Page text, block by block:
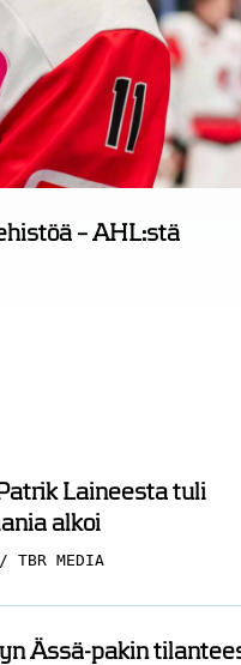
– AHL:stä
Laineesta tuli
alkoi
TBR MEDIA
Ässä-pakin